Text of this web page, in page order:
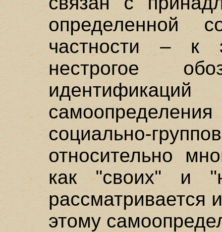
определенной
частности – к
нестрогое
социально-
относительно
как "своих" и
рассматривается
этому